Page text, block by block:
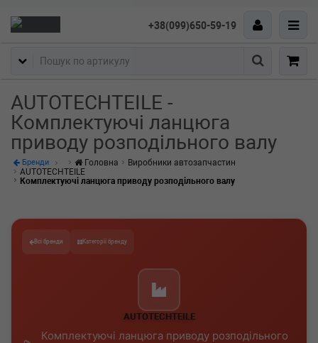
+38(099)650-59-19
Пошук
AUTOTECHTEILE -
Комплектуючі ланцюга
приводу розподільного валу
Бренди Головна
Виробники автозапчастин
AUTOTECHTEILE
Комплектуючі ланцюга приводу розподільного валу
Всі бренди Категорії бренду
AUTOTECHTEILE
Комплектуючі ланцюга приводу розподільного